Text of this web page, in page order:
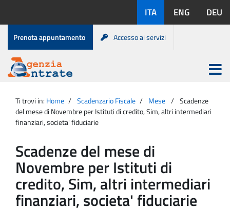
contenuto
disponibili:
ITA ENG DEU
Menu
di
servizio
Prenota appuntamento Accesso ai servizi
Agenzia
Entrate
Apri
menu
principale
Ti trovi in: Home Scadenzario Fiscale Mese
Scadenze
del mese di Novembre per Istituti di credito, Sim, altri intermediari
finanziari, societa' fiduciarie
Scadenze del mese di
Novembre per Istituti di
credito, Sim, altri intermediari
finanziari, societa' fiduciarie